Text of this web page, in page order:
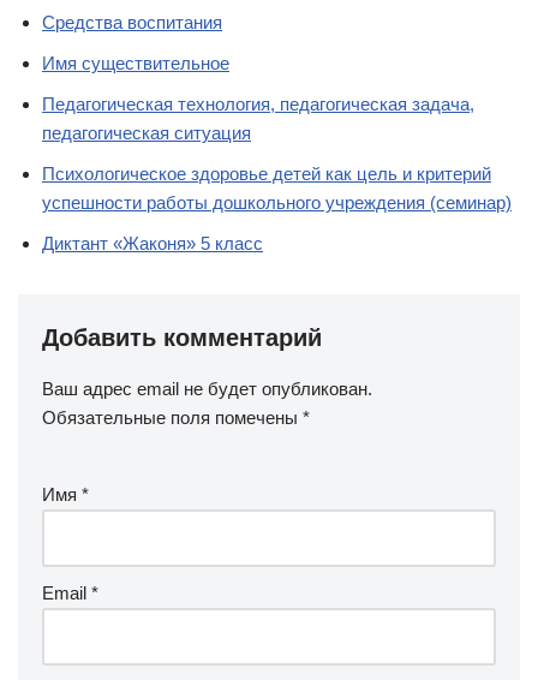
Средства воспитания
Имя существительное
Педагогическая технология, педагогическая задача,
педагогическая ситуация
Психологическое здоровье детей как цель и критерий
успешности работы дошкольного учреждения (семинар)
Диктант «Жаконя» 5 класс
Добавить комментарий
Ваш адрес email не будет опубликован.
Обязательные поля помечены *
Имя *
Email *